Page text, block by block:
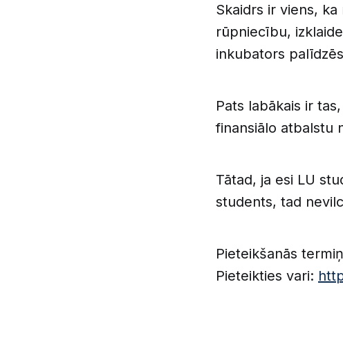
Skaidrs ir viens,
rūpniecību,
inkubators
Pats labākais ir
finansiālo atbalstu
Tātad, ja esi LU
students, tad
Pieteikšanās
Pieteikties vari: